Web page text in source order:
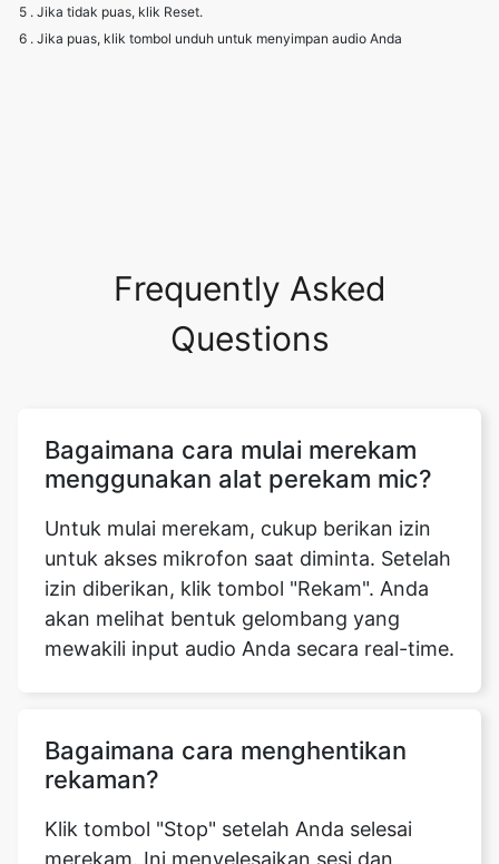
5 . Jika tidak puas, klik Reset.
6 . Jika puas, klik tombol unduh untuk menyimpan audio Anda
Frequently Asked
Questions
Bagaimana cara mulai merekam
menggunakan alat perekam mic?
Untuk mulai merekam, cukup berikan izin
untuk akses mikrofon saat diminta. Setelah
izin diberikan, klik tombol "Rekam". Anda
akan melihat bentuk gelombang yang
mewakili input audio Anda secara real-time.
Bagaimana cara menghentikan
rekaman?
Klik tombol "Stop" setelah Anda selesai
merekam. Ini menyelesaikan sesi dan